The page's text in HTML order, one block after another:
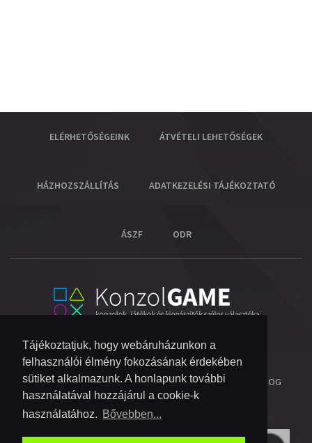
Tájékoztatjuk, hogy webáruházunkon a
felhasználói élmény fokozásának érdekében
sütiket alkalmazunk. A honlapunk további
használatával hozzájárul a cookie-k
használatához. Bővebben...
ELÉRHETŐSÉGEINK ÁTVÉTELI LEHETŐSÉGEK
HÁZHOZSZÁLLÍTÁS ADATKEZELÉSI TÁJÉKOZTATÓ
ÁSZF ODR
© 2026 COPYRIGHT KONZOL VIDEOGAME KFT.- MINDEN JOG
FENNTARTVA!